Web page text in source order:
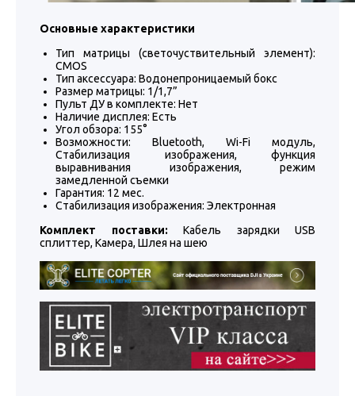
Основные характеристики
Тип матрицы (светочуствительный элемент):
CMOS
Тип аксессуара: Водонепроницаемый бокс
Размер матрицы: 1/1,7”
Пульт ДУ в комплекте: Нет
Наличие дисплея: Есть
Угол обзора: 155°
Возможности: Bluetooth, Wi-Fi модуль,
Стабилизация изображения, функция
выравнивания изображения, режим
замедленной съемки
Гарантия: 12 мес.
Стабилизация изображения: Электронная
Комплект поставки: Кабель зарядки USB
сплиттер, Камера, Шлея на шею